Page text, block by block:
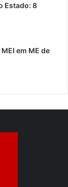
Estado: 8
em ME de